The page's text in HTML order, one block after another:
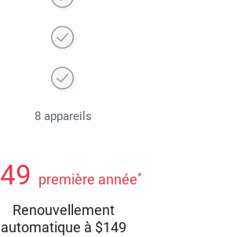
8 appareils
49 première année*
Renouvellement
automatique à $149